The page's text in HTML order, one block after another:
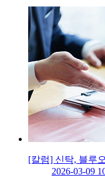
[칼럼] 신탁, 블루
2026-03-09